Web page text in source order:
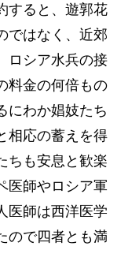
すると、遊郭花
ではなく、近郊
ロシア水兵の接
料金の何倍もの
にわか娼妓たち
相応の蓄えを得
ちも安息と歓楽
医師やロシア軍
医師は西洋医学
ので四者とも満